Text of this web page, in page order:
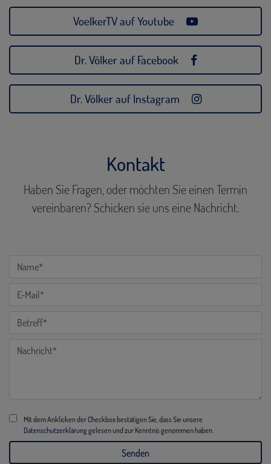
VoelkerTV auf Youtube
Dr. Völker auf Facebook
Dr. Völker auf Instagram
Kontakt
Haben Sie Fragen, oder möchten Sie einen Termin
vereinbaren? Schicken sie uns eine Nachricht.
Mit dem Anklicken der Checkbox bestätigen Sie, dass Sie unsere
Datenschutzerklärunggelesen und zur Kenntnis genommen haben.